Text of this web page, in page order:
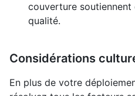
couverture
qualité.
Considérations
En plus de votre